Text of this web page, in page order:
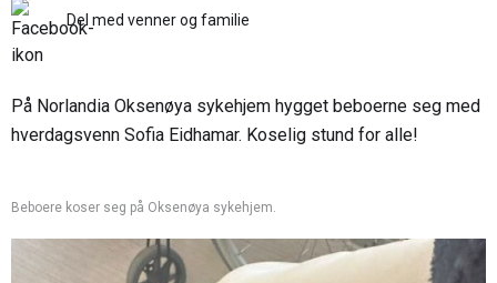
Del med venner og familie
På Norlandia Oksenøya sykehjem hygget beboerne seg med
hverdagsvenn Sofia Eidhamar. Koselig stund for alle!
Beboere koser seg på Oksenøya sykehjem.